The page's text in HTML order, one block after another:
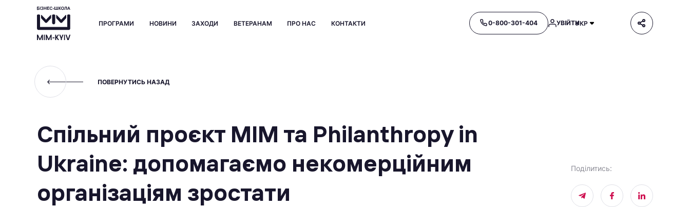
ПРОГРАМИ НОВИНИ ЗАХОДИ ВЕТЕРАНАМ ПРО НАС КОНТАКТИ 0-800-301-404 УВІЙТИУКР
ПОВЕРНУТИСЬ НАЗАД
Спільний проєкт МІМ та Philanthropy in
Ukraine: допомагаємо некомерційним
організаціям зростати
Поділитись: